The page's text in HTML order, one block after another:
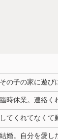
時休業。連絡く